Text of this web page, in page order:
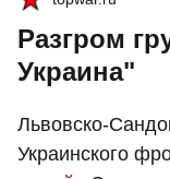
Разгром
Украина"
Львовско-
Украинского